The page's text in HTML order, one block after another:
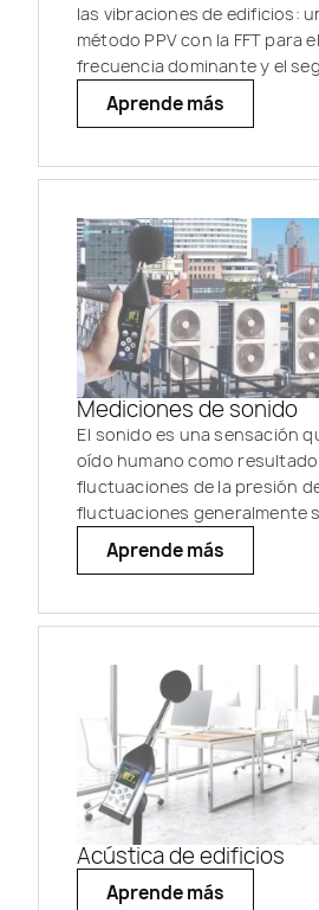
las vibraciones de edificios:
método PPV con la FFT para
frecuencia dominante y el
analiza las vibraciones en
octava.
Aprende más
Mediciones de sonido
El sonido es una sensación
oído humano como
fluctuaciones de la presión
fluctuaciones generalmente
algún objeto vibrante que
movimiento de onda
Aprende más
Acústica de edificios
Aprende más